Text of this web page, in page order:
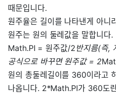
때문입니다.
원주율은 길이를 나타낸게 아니
원주는 원의 둘레값을 말합니다.
Math.PI = 원주값/2반지름(즉,
공식으로 바꾸면 원주값 = 2
원의 총둘레길이를 360이라고
나옵니다. 2*Math.PI가 360도